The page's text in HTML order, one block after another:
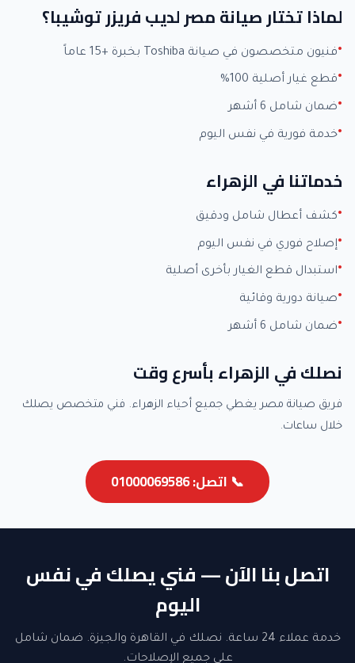
لماذا تختار صيانة مصر لديب فريزر توشيبا؟
فنيون متخصصون في صيانة Toshiba بخبرة +15 عاماً
قطع غيار أصلية 100%
ضمان شامل 6 أشهر
خدمة فورية في نفس اليوم
خدماتنا في الزهراء
كشف أعطال شامل ودقيق
إصلاح فوري في نفس اليوم
استبدال قطع الغيار بأخرى أصلية
صيانة دورية وقائية
ضمان شامل 6 أشهر
نصلك في الزهراء بأسرع وقت
فريق صيانة مصر يغطي جميع أحياء الزهراء. فني متخصص يصلك
خلال ساعات.
📞 اتصل: 01000069586
اتصل بنا الآن — فني يصلك في نفس
اليوم
خدمة عملاء 24 ساعة. نصلك في القاهرة والجيزة. ضمان شامل
على جميع الإصلاحات.